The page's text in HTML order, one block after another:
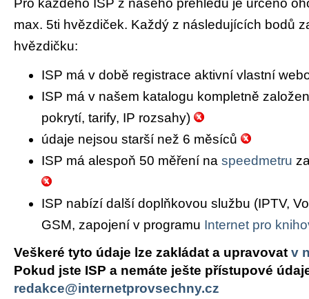
max. 5ti hvězdiček. Každý z následujících bodů
hvězdičku:
ISP má v době registrace aktivní vlastní
ISP má v našem katalogu kompletně
pokrytí, tarify, IP rozsahy)
údaje nejsou starší než 6 měsíců
ISP má alespoň 50 měření na speedmetru
ISP nabízí další doplňkovou službu (IPTV,
GSM, zapojení v programu Internet pro
Veškeré tyto údaje lze zakládat a upravovat v
Pokud jste ISP a nemáte ješte přístupové
redakce@internetprovsechny.cz